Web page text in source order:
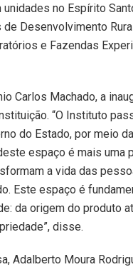
no Espírito
Desenvolvimento
e Fazendas
Carlos Machado, a
“O Instituto
do Estado, por meio
espaço é mais uma
a vida das
Este espaço é
da origem do produto
disse.
Adalberto Moura